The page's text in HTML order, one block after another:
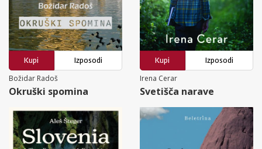
Kupi
Izposodi
Božidar Radoš
Okruški spomina
Kupi
Izposodi
Irena Cerar
Svetišča narave